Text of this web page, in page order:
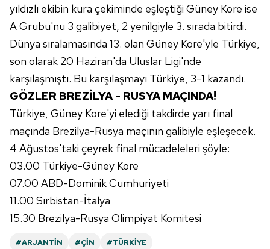
Çerezlere ilişkin tercihlerinizi aşağıda yer alan panel
vasıtasıyla belirleyebilirsiniz. Çerezlere ilişkin detaylı bilgi
için Ayarlar butonuna tıklayabilir,Çerez Bilgilendirme
Metnimiziziyaret edebilirsiniz.
6698 sayılı Kişisel Verilerin Korunması Kanunu uyarınca
hazırlanmış Aydınlatma Metnimizi okumak ve sitemizde
ilgili mevzuata uygun olarak kullanılan çerezlerle ilgili bilgi
almak için lütfen tıklayınız.
yıldızlı ekibin kura çekiminde eşleştiği Güney Kore ise
A Grubu'nu 3 galibiyet, 2 yenilgiyle 3. sırada bitirdi.
Dünya sıralamasında 13. olan Güney Kore'yle Türkiye,
son olarak 20 Haziran'da Uluslar Ligi'nde
karşılaşmıştı. Bu karşılaşmayı Türkiye, 3-1 kazandı.
GÖZLER BREZİLYA - RUSYA MAÇINDA!
Türkiye, Güney Kore'yi elediği takdirde yarı final
maçında Brezilya-Rusya maçının galibiyle eşleşecek.
4 Ağustos'taki çeyrek final mücadeleleri şöyle:
03.00 Türkiye-Güney Kore
07.00 ABD-Dominik Cumhuriyeti
11.00 Sırbistan-İtalya
15.30 Brezilya-Rusya Olimpiyat Komitesi
#ARJANTIN #ÇIN
#TÜRKIYE